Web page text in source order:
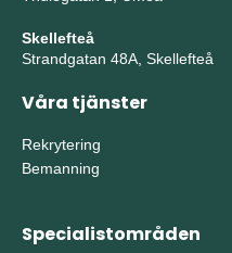
Skellefteå
Strandgatan 48A, Skellefteå
Våra tjänster
Rekrytering
Bemanning
Specialistområden